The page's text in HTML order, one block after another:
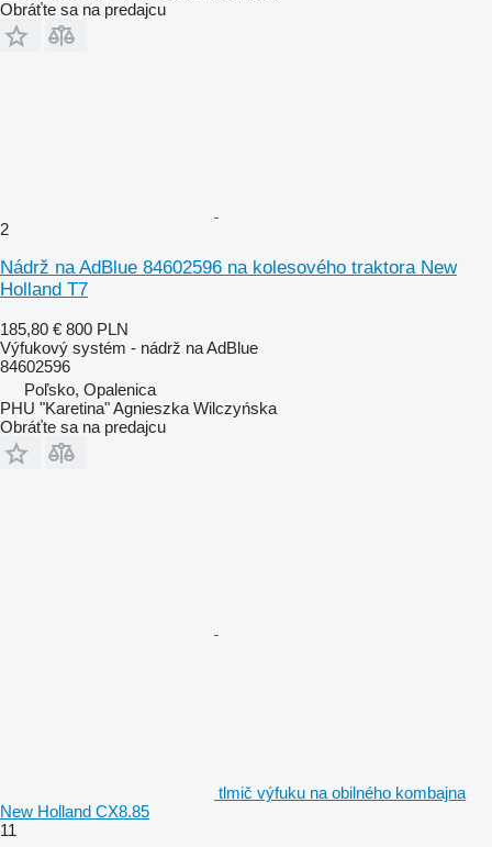
Obráťte sa na predajcu
2
Nádrž na AdBlue 84602596 na kolesového traktora New
Holland T7
185,80 € 800 PLN
Výfukový systém - nádrž na AdBlue
84602596
Poľsko, Opalenica
PHU "Karetina" Agnieszka Wilczyńska
Obráťte sa na predajcu
tlmič výfuku na obilného kombajna
New Holland CX8.85
11